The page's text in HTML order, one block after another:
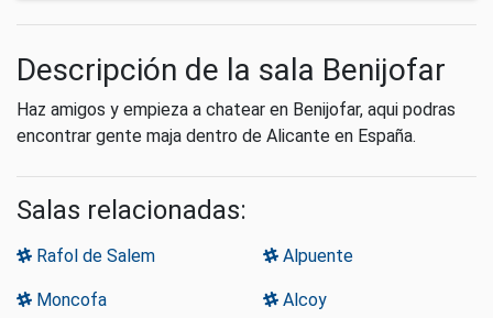
Descripción de la sala Benijofar
Haz amigos y empieza a chatear en Benijofar, aqui podras
encontrar gente maja dentro de Alicante en España.
Salas relacionadas:
Rafol de Salem Alpuente
Moncofa Alcoy